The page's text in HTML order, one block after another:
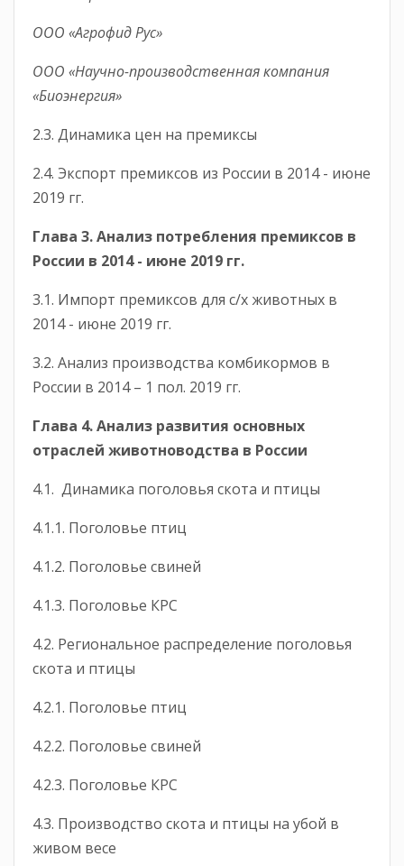
ООО «Агрофид Рус»
ООО «Научно-производственная компания
«Биоэнергия»
2.3. Динамика цен на премиксы
2.4. Экспорт премиксов из России в 2014 - июне
2019 гг.
Глава 3. Анализ потребления премиксов в
России в 2014 - июне 2019 гг.
3.1. Импорт премиксов для с/х животных в
2014 - июне 2019 гг.
3.2. Анализ производства комбикормов в
России в 2014 – 1 пол. 2019 гг.
Глава 4. Анализ развития основных
отраслей животноводства в России
4.1. Динамика поголовья скота и птицы
4.1.1. Поголовье птиц
4.1.2. Поголовье свиней
4.1.3. Поголовье КРС
4.2. Региональное распределение поголовья
скота и птицы
4.2.1. Поголовье птиц
4.2.2. Поголовье свиней
4.2.3. Поголовье КРС
4.3. Производство скота и птицы на убой в
живом весе